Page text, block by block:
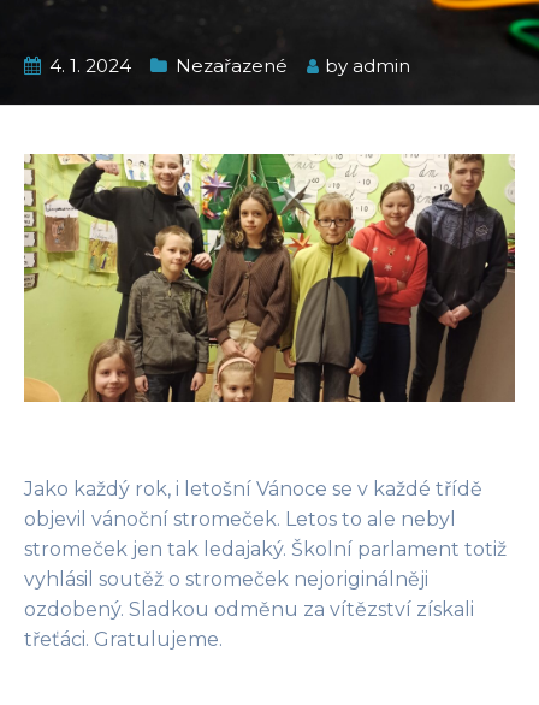
4. 1. 2024 Nezařazené by admin
Jako každý rok, i letošní Vánoce se v každé třídě
objevil vánoční stromeček. Letos to ale nebyl
stromeček jen tak ledajaký. Školní parlament totiž
vyhlásil soutěž o stromeček nejoriginálněji
ozdobený. Sladkou odměnu za vítězství získali
třeťáci. Gratulujeme.